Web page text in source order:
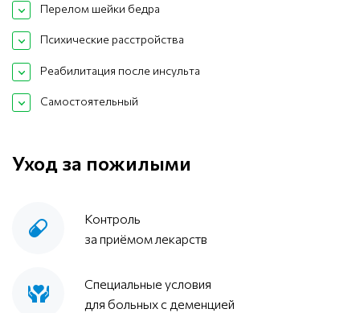
Перелом шейки бедра
Психические расстройства
Реабилитация после инсульта
Самостоятельный
Уход за пожилыми
Контроль
за приёмом лекарств
Специальные условия
для больных с деменцией